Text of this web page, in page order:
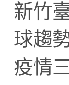
新竹
球趨
疫情